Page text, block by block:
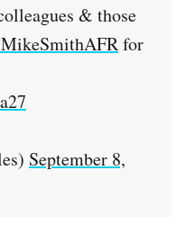
& those
for
September 8,